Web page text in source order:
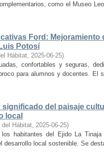
como el Museo
Ford:
Potosí
Hábitat, 2025-06-25)
confortables y seguras,
para alumnos y docentes. El
del paisaje
local
del Hábitat, 2025-06-25)
habitantes del Ejido La
desarrollo local sostenible. Se